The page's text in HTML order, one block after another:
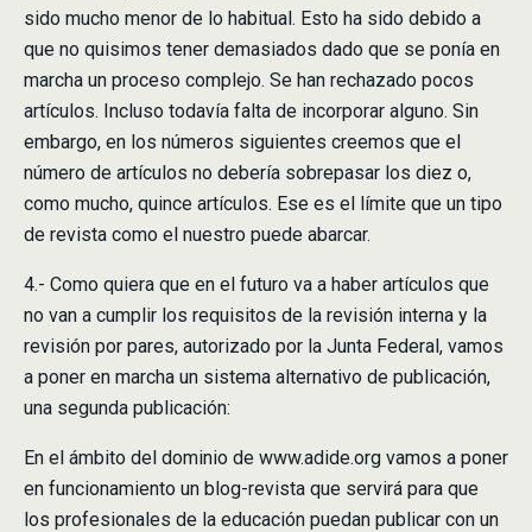
sido mucho menor de lo habitual. Esto ha sido debido a
que no quisimos tener demasiados dado que se ponía en
marcha un proceso complejo. Se han rechazado pocos
artículos. Incluso todavía falta de incorporar alguno. Sin
embargo, en los números siguientes creemos que el
número de artículos no debería sobrepasar los diez o,
como mucho, quince artículos. Ese es el límite que un tipo
de revista como el nuestro puede abarcar.
4.- Como quiera que en el futuro va a haber artículos que
no van a cumplir los requisitos de la revisión interna y la
revisión por pares, autorizado por la Junta Federal, vamos
a poner en marcha un sistema alternativo de publicación,
una segunda publicación:
En el ámbito del dominio de www.adide.org vamos a poner
en funcionamiento un blog-revista que servirá para que
los profesionales de la educación puedan publicar con un